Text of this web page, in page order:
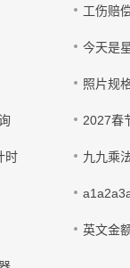
工伤赔
今天是
照片规
2027春
时 九九乘
英文金